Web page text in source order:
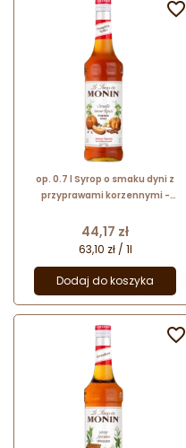
op. 0.7 l Syrop o smaku dyni z
przyprawami korzennymi -
szklana butelka
Cena
44,17 zł
63,10 zł / 1l
Dodaj do koszyka

